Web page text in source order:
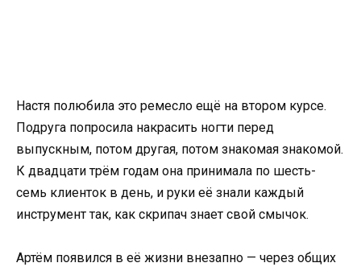
Настя полюбила это ремесло ещё на втором курсе.
Подруга попросила накрасить ногти перед
выпускным, потом другая, потом знакомая знакомой.
К двадцати трём годам она принимала по шесть-
семь клиенток в день, и руки её знали каждый
инструмент так, как скрипач знает свой смычок.
Артём появился в её жизни внезапно — через общих